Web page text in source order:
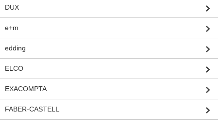
DUX
e+m
edding
ELCO
EXACOMPTA
FABER-CASTELL